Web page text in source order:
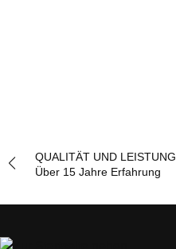
QUALITÄT UND LEISTUNG
Über 15 Jahre Erfahrung